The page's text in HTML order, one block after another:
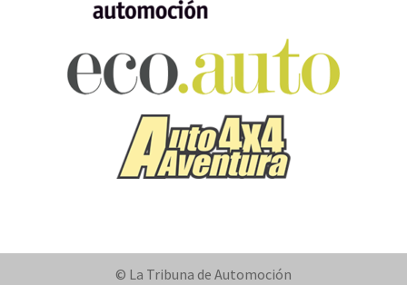
© La Tribuna de Automoción